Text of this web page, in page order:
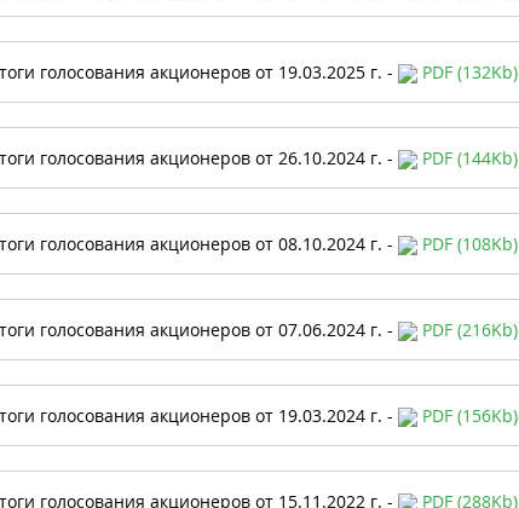
голосования акционеров от 19.03.2025 г. - PDF (132Kb)
голосования акционеров от 26.10.2024 г. - PDF (144Kb)
голосования акционеров от 08.10.2024 г. - PDF (108Kb)
голосования акционеров от 07.06.2024 г. - PDF (216Kb)
голосования акционеров от 19.03.2024 г. - PDF (156Kb)
голосования акционеров от 15.11.2022 г. - PDF (288Kb)